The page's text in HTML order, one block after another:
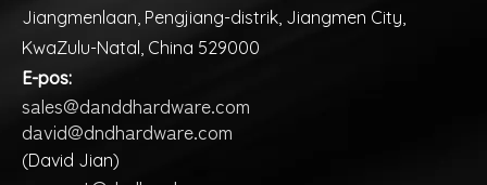
Jiangmenlaan, Pengjiang-distrik, Jiangmen City,
KwaZulu-Natal, China 529000
E-pos:
sales@danddhardware.com
david@dndhardware.com
(David Jian)